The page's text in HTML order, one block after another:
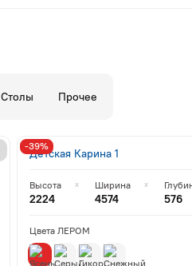
Столы Прочее
Детская Карина 1
Высота
2224
Ширина
4574 576
Цвета ЛЕРОМ
-39%